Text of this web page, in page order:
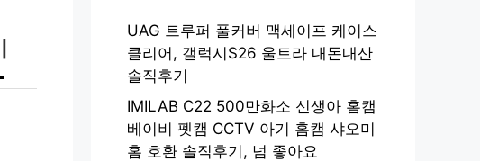
UAG 트루퍼 풀커버 맥세이프 케이스
클리어, 갤럭시S26 울트라 내돈내산
솔직후기
IMILAB C22 500만화소 신생아 홈캠
베이비 펫캠 CCTV 아기 홈캠 샤오미
홈 호환 솔직후기, 넘 좋아요